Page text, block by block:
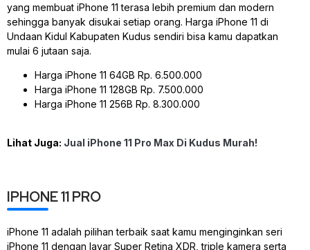
yang membuat iPhone 11 terasa lebih premium dan modern
sehingga banyak disukai setiap orang. Harga iPhone 11 di
Undaan Kidul Kabupaten Kudus sendiri bisa kamu dapatkan
mulai 6 jutaan saja.
Harga iPhone 11 64GB Rp. 6.500.000
Harga iPhone 11 128GB Rp. 7.500.000
Harga iPhone 11 256B Rp. 8.300.000
Lihat Juga: Jual iPhone 11 Pro Max Di Kudus Murah!
IPHONE 11 PRO
iPhone 11 adalah pilihan terbaik saat kamu menginginkan seri
iPhone 11 dengan layar Super Retina XDR, triple kamera serta